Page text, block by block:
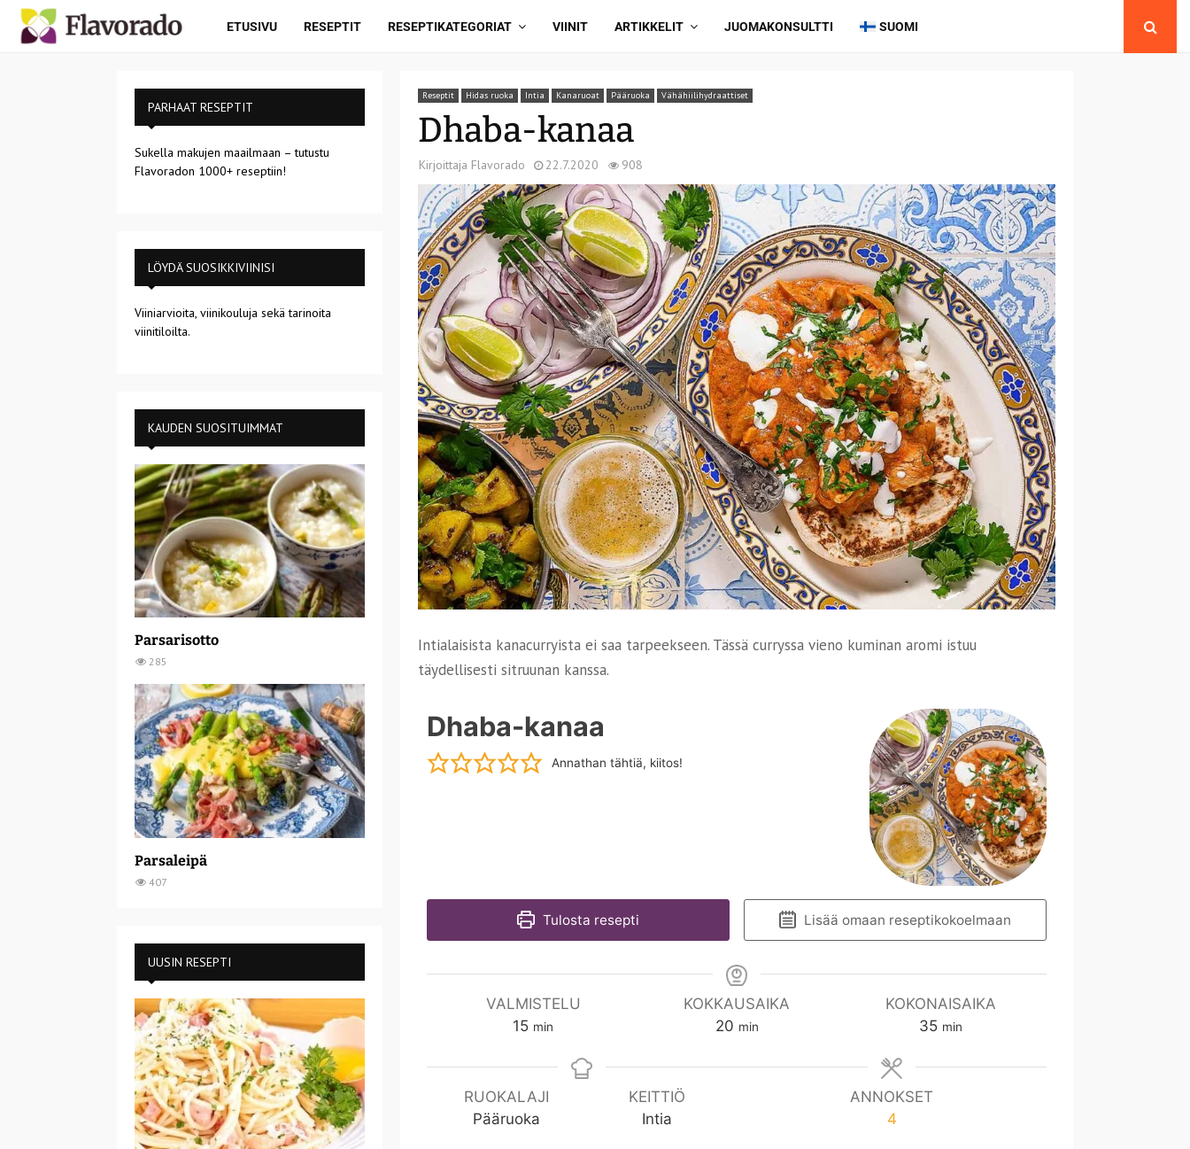
ETUSIVU RESEPTIT RESEPTIKATEGORIAT VIINIT ARTIKKELIT JUOMAKONSULTTI SUOMI
Reseptit Hidas ruoka Intia Kanaruoat Pääruoka Vähähiilihydraattiset
Dhaba-kanaa
Kirjoittaja Flavorado 22.7.2020 908
Intialaisista kanacurryista ei saa tarpeekseen. Tässä curryssa vieno kuminan aromi istuu
täydellisesti sitruunan kanssa.
Dhaba-kanaa
Annathan tähtiä, kiitos!
Tulosta resepti Lisää omaan reseptikokoelmaan
VALMISTELU
15m
n
min
KOKKAUSAIKA
20m
n
min
KOKONAISAIKA
35m
n
min
RUOKALAJI
Pääruoka
KEITTIÖ
Intia
ANNOKSET
4
PARHAAT RESEPTIT
Sukella makujen maailmaan – tutustu
Flavoradon 1000+ reseptiin!
LÖYDÄ SUOSIKKIVIINISI
Viiniarvioita, viinikouluja sekä tarinoita
viinitiloilta.
KAUDEN SUOSITUIMMAT
Parsarisotto
285
Parsaleipä
407
UUSIN RESEPTI